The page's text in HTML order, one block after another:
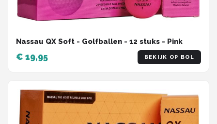
Nassau QX Soft - Golfballen - 12 stuks - Pink
€ 19,95 BEKIJK OP BOL